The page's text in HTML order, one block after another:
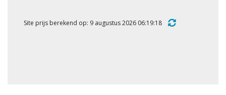
Site prijs berekend op: 9 augustus 2026 06:19:18